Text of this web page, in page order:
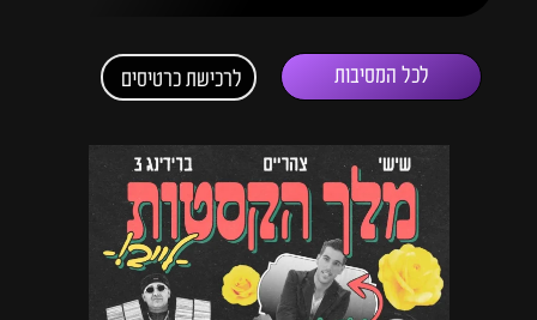
לכל המסיבות לרכישת כרטיסים